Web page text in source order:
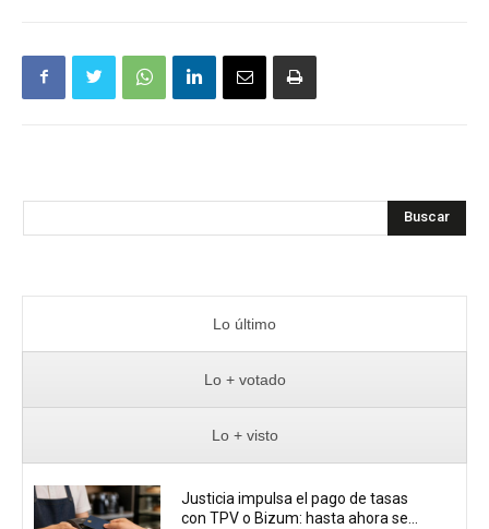
Buscar
Lo último
Lo + votado
Lo + visto
Justicia impulsa el pago de tasas
con TPV o Bizum: hasta ahora se...